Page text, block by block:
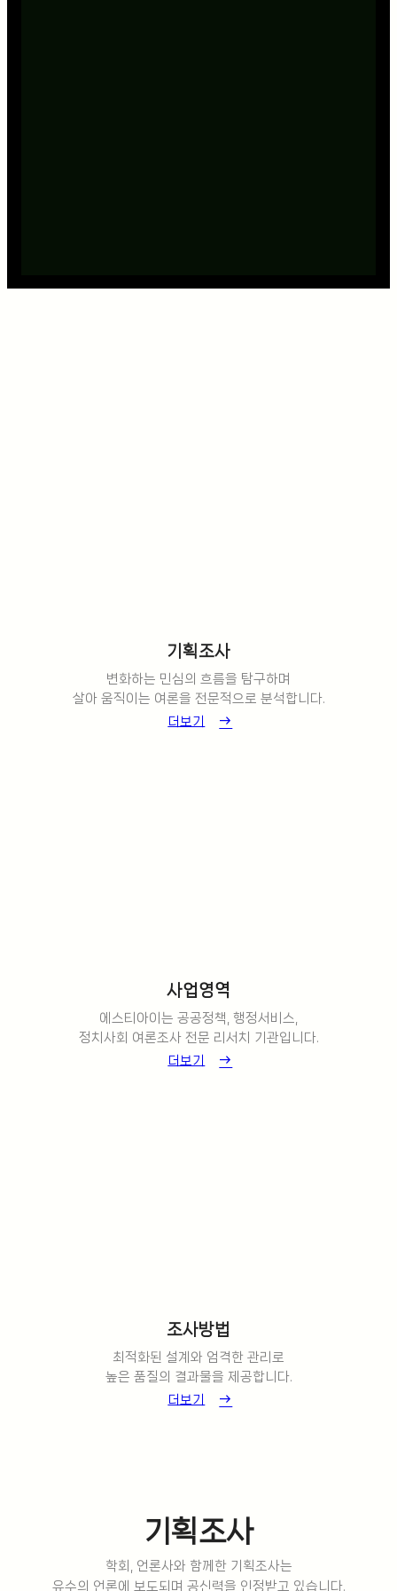
기획조사
변화하는 민심의 흐름을 탐구하며
살아 움직이는 여론을 전문적으로 분석합니다.
더보기
사업영역
에스티아이는 공공정책, 행정서비스,
정치사회 여론조사 전문 리서치 기관입니다.
더보기
조사방법
최적화된 설계와 엄격한 관리로
높은 품질의 결과물을 제공합니다.
더보기
기획조사
학회, 언론사와 함께한 기획조사는
유수의 언론에 보도되며 공신력을 인정받고 있습니다.